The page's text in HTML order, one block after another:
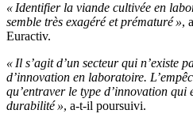
« Identifier la viande cultivée en
semble très exagéré et prématuré »,
Euractiv.
« Il s’agit d’un secteur qui n’existe
d’innovation en laboratoire.
qu’entraver le type d’innovation qui
durabilité », a-t-il poursuivi.